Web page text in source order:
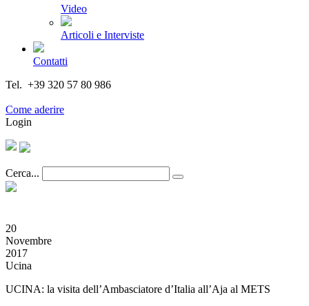
Video
Articoli e Interviste
Contatti
Tel. +39 320 57 80 986
Come aderire
Login
Cerca...
20
Novembre
2017
Ucina
UCINA: la visita dell’Ambasciatore d’Italia all’Aja al METS